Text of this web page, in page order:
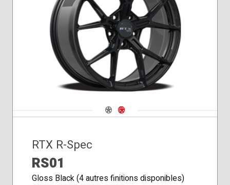
Siège
conique
Navigate 1
Navigate 2
RTX R-Spec
RS01
Gloss Black (4 autres finitions disponibles)